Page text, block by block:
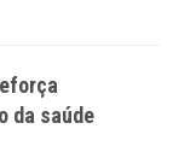
da saúde